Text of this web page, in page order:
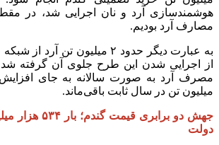
هوشمندسازی آرد و نان اجرایی شد، در
مصارف آرد بودیم.
به عبارت دیگر حدود ۲ میلیون تن
از اجرایی شدن این طرح جلوی آن گرفته
میلیون تن در سال ثابت باقی‌ماند.
جهش دو برابری
دولت